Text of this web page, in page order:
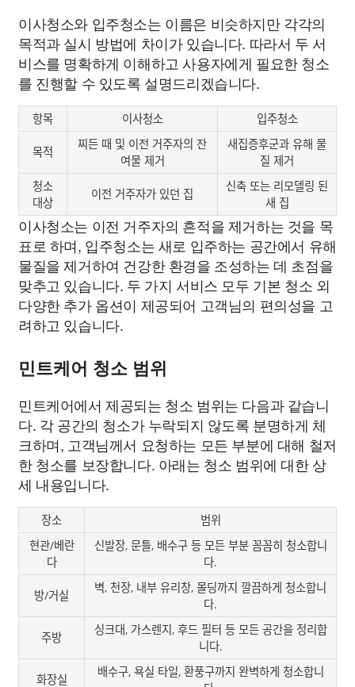
이사청소와 입주청소는 이름은 비슷하지만 각각의
목적과 실시 방법에 차이가 있습니다. 따라서 두 서
비스를 명확하게 이해하고 사용자에게 필요한 청소
를 진행할 수 있도록 설명드리겠습니다.
항목 이사청소 입주청소
목적
찌든 때 및 이전 거주자의 잔
여물 제거
새집증후군과 유해 물
질 제거
청소
대상
이전 거주자가 있던 집
신축 또는 리모델링 된
새 집
이사청소는 이전 거주자의 흔적을 제거하는 것을 목
표로 하며, 입주청소는 새로 입주하는 공간에서 유해
물질을 제거하여 건강한 환경을 조성하는 데 초점을
맞추고 있습니다. 두 가지 서비스 모두 기본 청소 외
다양한 추가 옵션이 제공되어 고객님의 편의성을 고
려하고 있습니다.
민트케어 청소 범위
민트케어에서 제공되는 청소 범위는 다음과 같습니
다. 각 공간의 청소가 누락되지 않도록 분명하게 체
크하며, 고객님께서 요청하는 모든 부분에 대해 철저
한 청소를 보장합니다. 아래는 청소 범위에 대한 상
세 내용입니다.
장소
범위
현관/베란
다
신발장, 문틀, 배수구 등 모든 부분 꼼꼼히 청소합니
다.
방/거실
벽, 천장, 내부 유리창, 몰딩까지 깔끔하게 청소합니
다.
주방
싱크대, 가스렌지, 후드 필터 등 모든 공간을 정리합
니다.
화장실
배수구, 욕실 타일, 환풍구까지 완벽하게 청소합니